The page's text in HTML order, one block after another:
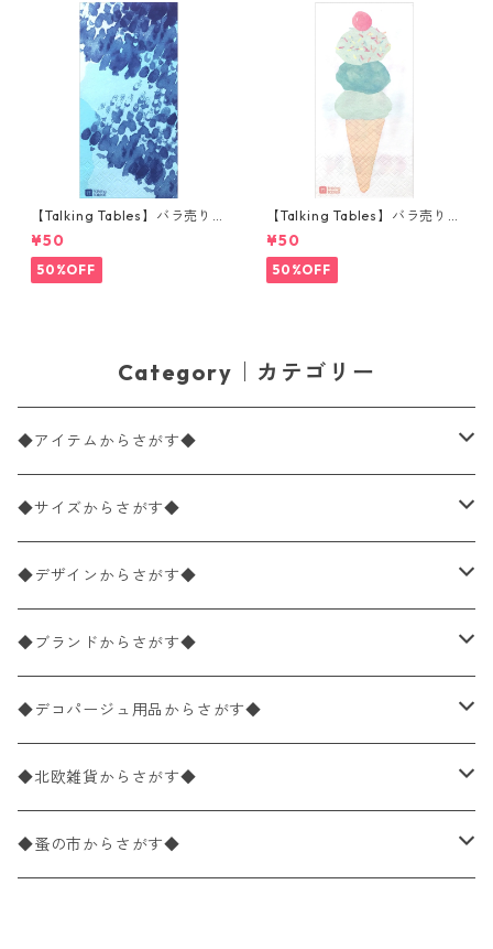
【Talking Tables】バラ売り1
枚 ランチサイズ ペーパーナプ
キン COASTAL ブルー
¥50
50%OFF
【Talking Tables】バラ売り1
枚 ランチサイズ ペーパーナプ
キン WE LOVE ICE CREAM ホ
ワイト
¥50
50%OFF
Category｜カテゴリー
◆アイテムからさがす◆
ペーパーナプキン2枚バラ売り
ペーパーナプキン1枚バラ売り
ペーパーナプキン20枚入りパック
ペーパーナプキン10枚入りパック
ライスペーパー
ペーパーリネンナプキン
◆サイズからさがす◆
33×33cm（ランチサイズ）
バラ売り
パック売り
25×25cm（カクテルサイズ）
バラ売り
パック売り
40×40cm（ディナーサイズ）
バラ売り
パック売り
21×21cm（ポケットサイズ）
バラ売り
33cm（ラウンド）
◆デザインからさがす◆
花柄
植物・グリーン柄
動物・鳥・昆虫・蝶柄
海・魚柄
◆ブランドからさがす◆
ドイツ製 IHR/イア
ランチサイズ
カクテルサイズ
ドイツ製 Ambiente/アンビエンテ
ランチサイズ
ドイツ製 Paperproducts Design
◆デコパージュ用品からさがす◆
デコパージュ液
デコパージュ下地
◆北欧雑貨からさがす◆
シリコンモールド
◆蚤の市からさがす◆